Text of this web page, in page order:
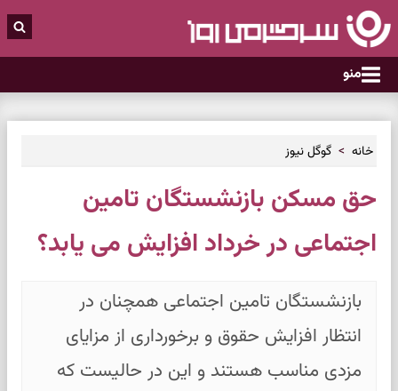
منو
خانه گوگل نیوز
حق مسکن بازنشستگان تامین
اجتماعی در خرداد افزایش می یابد؟
بازنشستگان تامین اجتماعی همچنان در
انتظار افزایش حقوق و برخورداری از مزایای
مزدی مناسب هستند و این در حالیست که